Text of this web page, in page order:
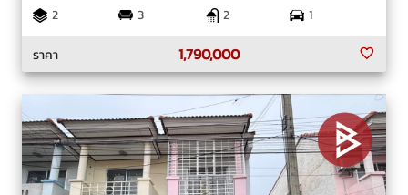
2
3 2
1
ราคา
1,790,000